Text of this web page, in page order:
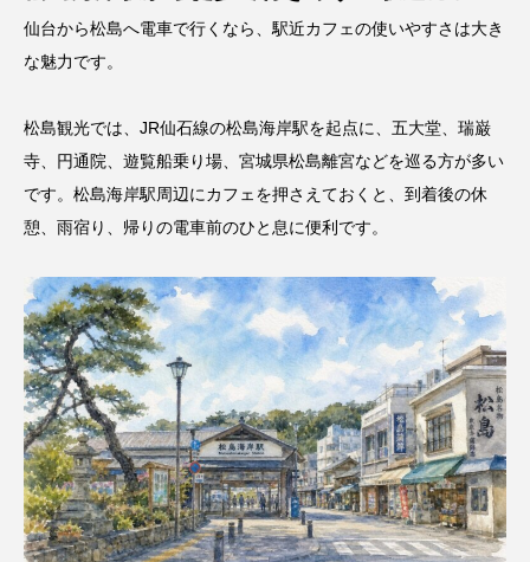
仙台から松島へ電車で行くなら、駅近カフェの使いやすさは大き
な魅力です。
松島観光では、JR仙石線の松島海岸駅を起点に、五大堂、瑞巌
寺、円通院、遊覧船乗り場、宮城県松島離宮などを巡る方が多い
です。松島海岸駅周辺にカフェを押さえておくと、到着後の休
憩、雨宿り、帰りの電車前のひと息に便利です。